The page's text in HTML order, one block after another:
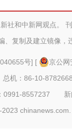
社和中新网观点。
、复制及建立镜像，
号] [
京公
总机：86-10-
0991-8557237